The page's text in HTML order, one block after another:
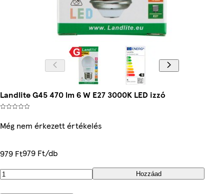
Landlite G45 470 lm 6 W E27 3000K LED izzó
Még nem érkezett értékelés
979 Ft979 Ft/db
Hozzáad